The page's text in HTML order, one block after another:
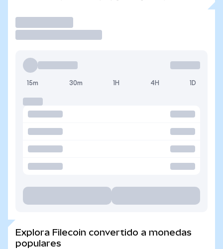
15m 30m 1H 4H 1D
Explora Filecoin convertido a monedas
populares